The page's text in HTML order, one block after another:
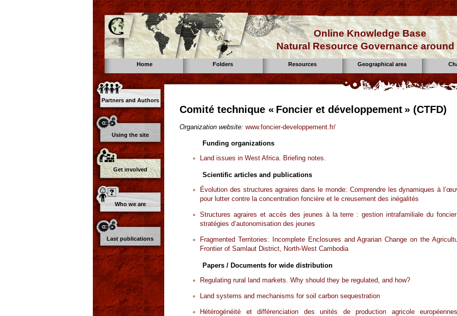
Online Knowledge Base
Natural Resource Governance around
Home Folders Resources Geographical area
Partners and Authors
Using the site
Get involved
Who we are
Last publications
Comité technique « Foncier et développement » (CTFD)
Organization website: www.foncier-developpement.fr/
Funding organizations
Land issues in West Africa. Briefing notes.
Scientific articles and publications
Évolution des structures agraires dans le monde: Comprendre les dynamiques à
pour lutter contre la concentration foncière et le creusement des inégalités
Structures agraires et accès des jeunes à la terre : gestion intrafamiliale du
stratégies d’autonomisation des jeunes
Fragmented Territories: Incomplete Enclosures and Agrarian Change on the
Frontier of Samlaut District, North-West Cambodia
Papers / Documents for wide distribution
Regulating rural land markets. Why should they be regulated, and how?
Land systems and mechanisms for soil carbon sequestration
Hétérogénéité et différenciation des unités de production agricole